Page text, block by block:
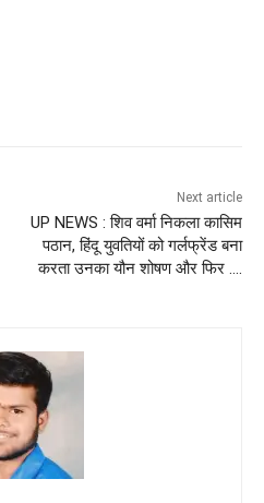
Next article
UP NEWS : शिव वर्मा निकला कासिम
पठान, हिंदू युवतियों को गर्लफ्रेंड बना
करता उनका यौन शोषण और फिर ….